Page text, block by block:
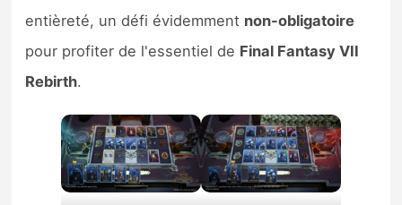
entièreté, un défi évidemment non-obligatoire
pour profiter de l'essentiel de Final Fantasy VII
Rebirth.